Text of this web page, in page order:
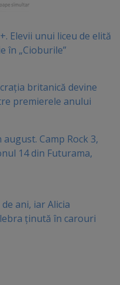
Elevii unui liceu de elită
în „Cioburile”
britanică devine
premierele anului
Camp Rock 3,
14 din Futurama,
ani, iar Alicia
ținută în carouri